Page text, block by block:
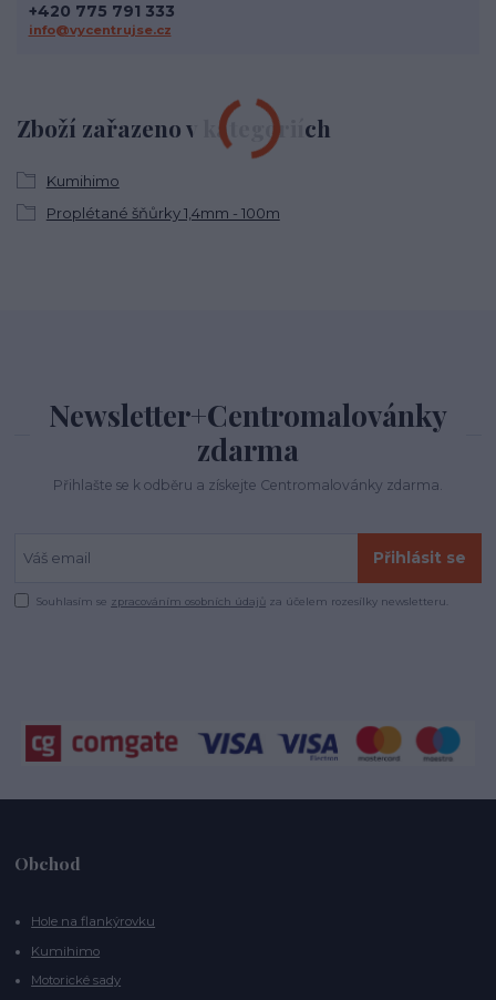
Zboží zařazeno v kategoriích
Kumihimo
Proplétané šňůrky 1,4mm - 100m
+420 775 791 333
info@vycentrujse.cz
Newsletter+Centromalovánky
zdarma
Přihlašte se k odběru a získejte Centromalovánky zdarma.
Přihlásit se
Souhlasím se zpracováním osobních údajů za účelem rozesílky newsletteru.
Obchod
Hole na flankýrovku
Kumihimo
Motorické sady